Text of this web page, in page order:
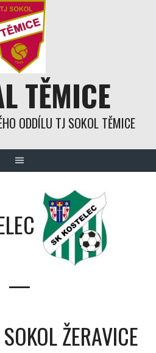
TĚMICE
ODDÍLU TJ SOKOL TĚMICE
—
ŽERAVICE